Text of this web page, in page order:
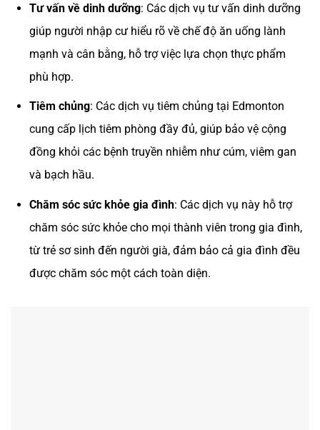
Tư vấn về dinh dưỡng: Các dịch vụ tư vấn dinh dưỡng
giúp người nhập cư hiểu rõ về chế độ ăn uống lành
mạnh và cân bằng, hỗ trợ việc lựa chọn thực phẩm
phù hợp.
Tiêm chủng: Các dịch vụ tiêm chủng tại Edmonton
cung cấp lịch tiêm phòng đầy đủ, giúp bảo vệ cộng
đồng khỏi các bệnh truyền nhiễm như cúm, viêm gan
và bạch hầu.
Chăm sóc sức khỏe gia đình: Các dịch vụ này hỗ trợ
chăm sóc sức khỏe cho mọi thành viên trong gia đình,
từ trẻ sơ sinh đến người già, đảm bảo cả gia đình đều
được chăm sóc một cách toàn diện.